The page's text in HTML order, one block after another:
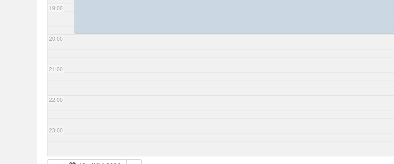
19:00
20:00
21:00
22:00
23:00